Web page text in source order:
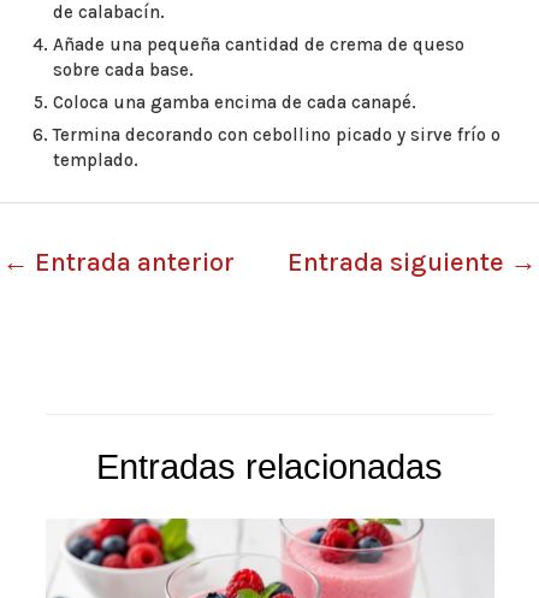
de calabacín.
Añade una pequeña cantidad de crema de queso
sobre cada base.
Coloca una gamba encima de cada canapé.
Termina decorando con cebollino picado y sirve frío o
templado.
← Entrada anterior Entrada siguiente →
Entradas relacionadas